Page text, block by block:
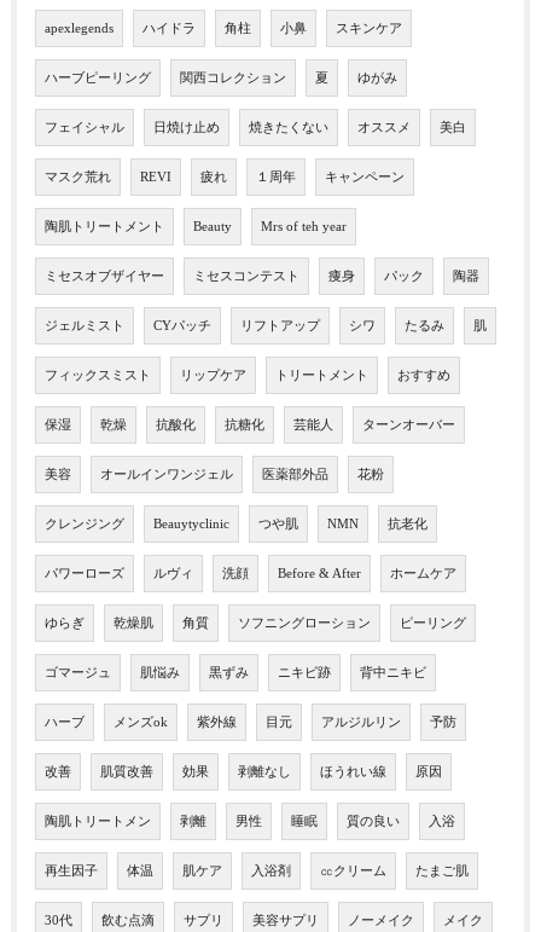
apexlegends ハイドラ 角柱 小鼻 スキンケア
ハーブピーリング 関西コレクション 夏 ゆがみ
フェイシャル 日焼け止め 焼きたくない オススメ 美白
マスク荒れ REVI 疲れ １周年 キャンペーン
陶肌トリートメント Beauty Mrs of teh year
ミセスオブザイヤー ミセスコンテスト 痩身 パック 陶器
ジェルミスト CYパッチ リフトアップ シワ たるみ 肌
フィックスミスト リップケア トリートメント おすすめ
保湿 乾燥 抗酸化 抗糖化 芸能人 ターンオーバー
美容 オールインワンジェル 医薬部外品 花粉
クレンジング Beauytyclinic つや肌 NMN 抗老化
パワーローズ ルヴィ 洗顔 Before & After ホームケア
ゆらぎ 乾燥肌 角質 ソフニングローション ピーリング
ゴマージュ 肌悩み 黒ずみ ニキビ跡 背中ニキビ
ハーブ メンズok 紫外線 目元 アルジルリン 予防
改善 肌質改善 効果 剥離なし ほうれい線 原因
陶肌トリートメン 剥離 男性 睡眠 質の良い 入浴
再生因子 体温 肌ケア 入浴剤 ㏄クリーム たまご肌
30代 飲む点滴 サプリ 美容サプリ ノーメイク メイク